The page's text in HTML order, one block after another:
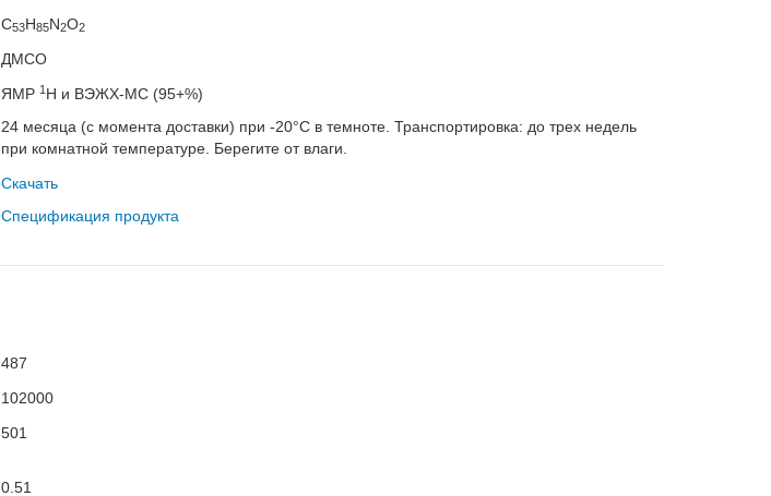
C53H85N2O2
ДМСО
ЯМР 1H и ВЭЖХ-МС (95+%)
24 месяца (с момента доставки) при -20°C в темноте. Транспортировка: до трех недель
при комнатной температуре. Берегите от влаги.
Скачать
Спецификация продукта
487
102000
501
0.51